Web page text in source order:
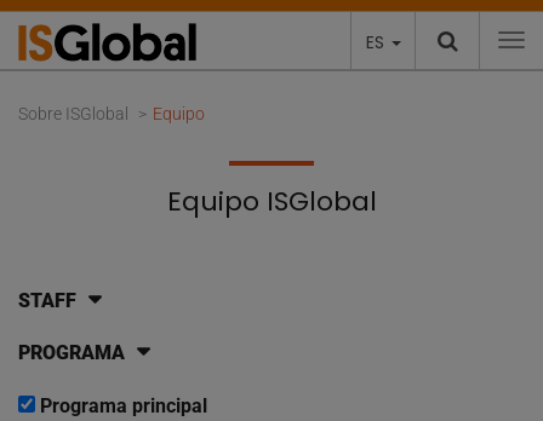
ES
Sobre ISGlobal Equipo
Equipo ISGlobal
STAFF
PROGRAMA
Programa principal